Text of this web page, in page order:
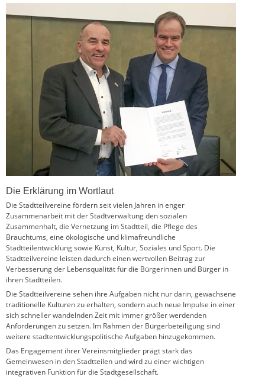
Die Erklärung im Wortlaut
Die Stadtteilvereine fördern seit vielen Jahren in enger
Zusammenarbeit mit der Stadtverwaltung den sozialen
Zusammenhalt, die Vernetzung im Stadtteil, die Pflege des
Brauchtums, eine ökologische und klimafreundliche
Stadtteilentwicklung sowie Kunst, Kultur, Soziales und Sport. Die
Stadtteilvereine leisten dadurch einen wertvollen Beitrag zur
Verbesserung der Lebensqualität für die Bürgerinnen und Bürger in
ihren Stadtteilen.
Die Stadtteilvereine sehen ihre Aufgaben nicht nur darin, gewachsene
traditionelle Kulturen zu erhalten, sondern auch neue Impulse in einer
sich schneller wandelnden Zeit mit immer größer werdenden
Anforderungen zu setzen. Im Rahmen der Bürgerbeteiligung sind
weitere stadtentwicklungspolitische Aufgaben hinzugekommen.
Das Engagement ihrer Vereinsmitglieder prägt stark das
Gemeinwesen in den Stadtteilen und wird zu einer wichtigen
integrativen Funktion für die Stadtgesellschaft.